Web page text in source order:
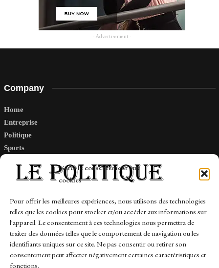
Gérer le consentement aux
cookies
Pour offrir les meilleures expériences, nous utilisons des technologies
telles que les cookies pour stocker et/ou accéder aux informations sur
l'appareil. Le consentement à ces technologies nous permettra de
traiter des données telles que le comportement de navigation ou les
identifiants uniques sur ce site. Ne pas consentir ou retirer son
consentement peut affecter négativement certaines caractéristiques et
fonctions.
- Advertisement -
Company
Home
Entreprise
Politique
Sports
Links
Contact
Sitemap